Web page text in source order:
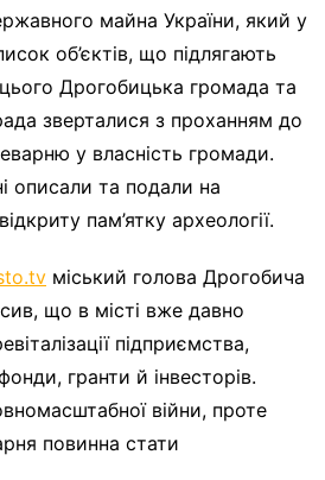
майна України, який у
об’єктів, що підлягають
цього Дрогобицька громада та
зверталися з проханням до
у власність громади.
описали та подали на
пам’ятку археології.
міський голова Дрогобича
що в місті вже давно
підприємства,
гранти й інвесторів.
війни, проте
повинна стати